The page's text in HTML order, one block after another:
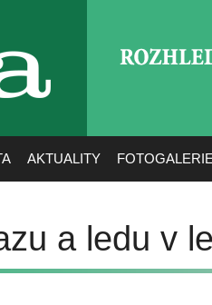
AKTUALITY
a ledu v